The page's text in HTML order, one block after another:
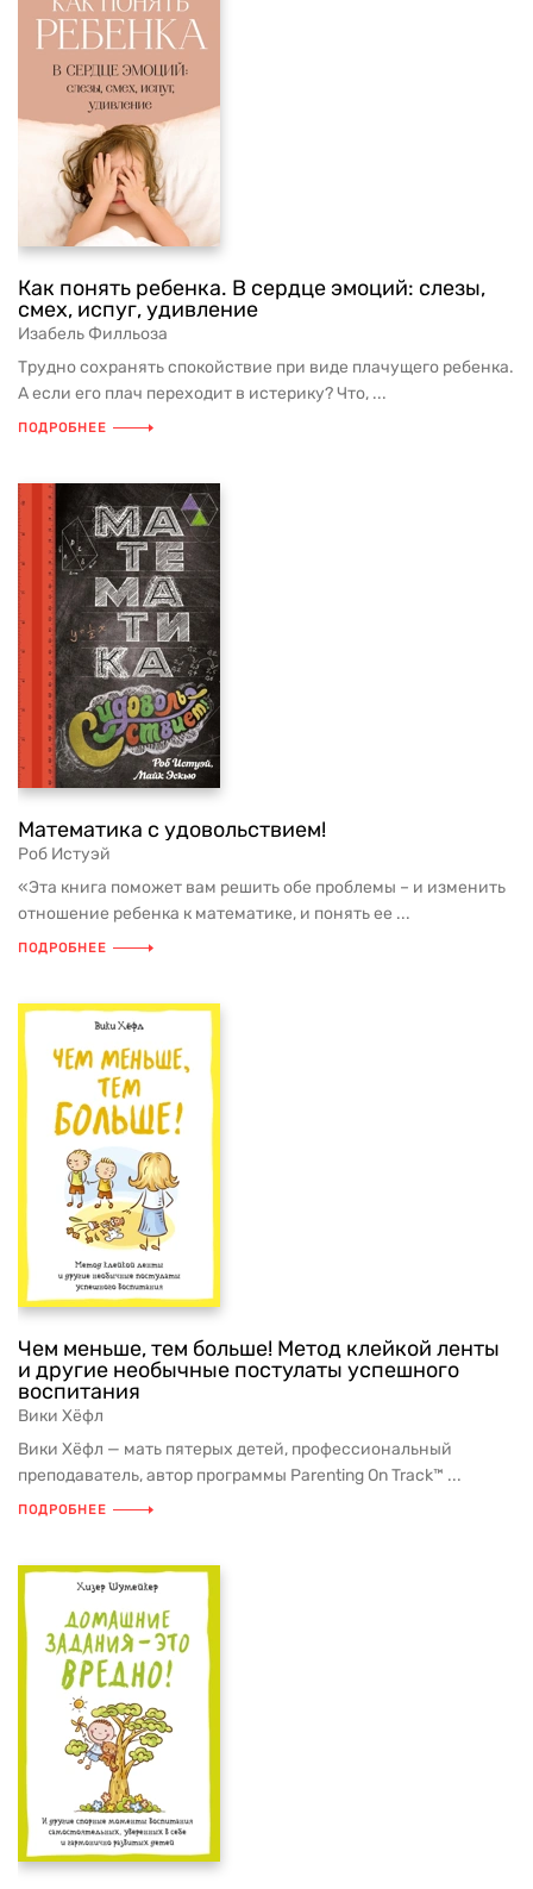
Как понять ребенка. В сердце эмоций: слезы,
смех, испуг, удивление
Изабель Филльоза
Трудно сохранять спокойствие при виде плачущего ребенка.
А если его плач переходит в истерику? Что, ...
ПОДРОБНЕЕ
Математика с удовольствием!
Роб Истуэй
«Эта книга поможет вам решить обе проблемы – и изменить
отношение ребенка к математике, и понять ее ...
ПОДРОБНЕЕ
Чем меньше, тем больше! Метод клейкой ленты
и другие необычные постулаты успешного
воспитания
Вики Хёфл
Вики Хёфл — мать пятерых детей, профессиональный
преподаватель, автор программы Parenting On Track™ ...
ПОДРОБНЕЕ